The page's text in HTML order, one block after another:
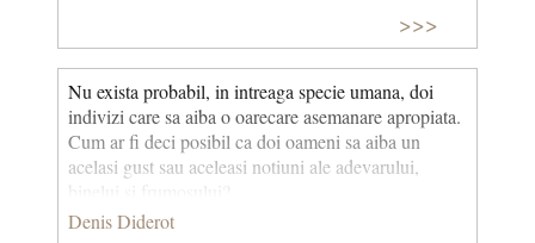
>>>
Nu exista probabil, in intreaga specie umana, doi
indivizi care sa aiba o oarecare asemanare apropiata.
Cum ar fi deci posibil ca doi oameni sa aiba un
acelasi gust sau aceleasi notiuni ale adevarului,
binelui si frumosului?
Denis Diderot